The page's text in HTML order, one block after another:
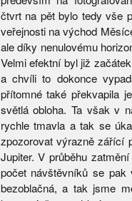
čtvrt na pět bylo tedy vše
veřejnosti na východ
ale díky nenulovému
Velmi efektní byl již
a chvíli to dokonce
přítomné také překvapila
světlá obloha. Ta však v
rychle tmavla a tak se
zpozorovat výrazně zářící
Jupiter. V průběhu
počet návštěvníků se pak
bezoblačná, a tak jsme